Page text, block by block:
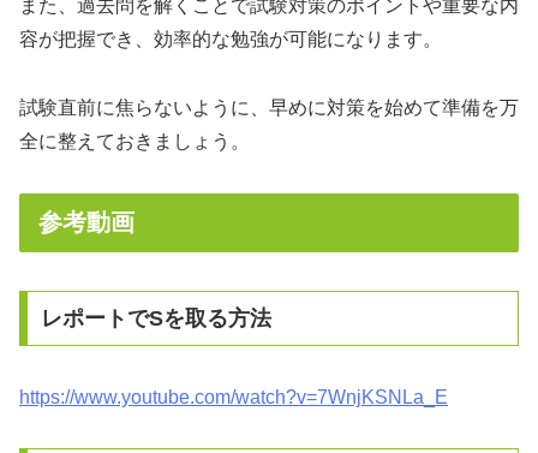
また、過去問を解くことで試験対策のポイントや重要な内
容が把握でき、効率的な勉強が可能になります。
試験直前に焦らないように、早めに対策を始めて準備を万
全に整えておきましょう。
参考動画
レポートでSを取る方法
https://www.youtube.com/watch?v=7WnjKSNLa_E